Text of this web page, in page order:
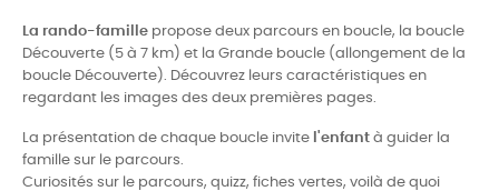
La rando-famille propose deux parcours en boucle, la boucle
Découverte (5 à 7 km) et la Grande boucle (allongement de la
boucle Découverte). Découvrez leurs caractéristiques en
regardant les images des deux premières pages.
La présentation de chaque boucle invite l'enfant à guider la
famille sur le parcours.
Curiosités sur le parcours, quizz, fiches vertes, voilà de quoi